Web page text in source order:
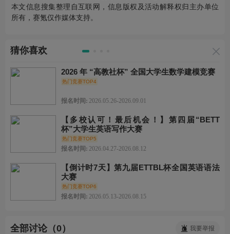
本文信息搜集整理自互联网，信息版权及活动解释权归主办单位
所有，赛氪仅作媒体支持。
猜你喜欢
2026 年 “高教社杯” 全国大学生数学建模竞赛
热门竞赛TOP4
报名时间: 2026.05.26-2026.09.01
【多校认可！最后机会！】第四届“BETT
杯”大学生英语写作大赛
热门竞赛TOP5
报名时间: 2026.04.27-2026.08.12
【倒计时7天】第九届ETTBL杯全国英语语法
大赛
热门竞赛TOP6
报名时间: 2026.05.13-2026.08.15
全部讨论（0） 我要举报